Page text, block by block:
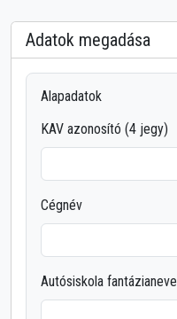
Adatok megadása
Alapadatok
KAV azonosító (4 jegy)
Cégnév
Autósiskola fantázianeve